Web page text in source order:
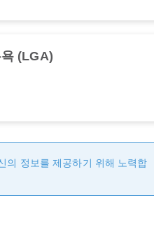
(LGA)
의 정보를 제공하기 위해 노력합